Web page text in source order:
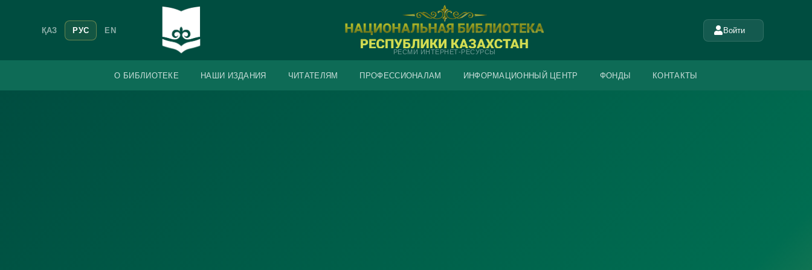
ҚАЗ РУС EN
РЕСМИ ИНТЕРНЕТ-РЕСУРСЫ
Войти
О БИБЛИОТЕКЕ НАШИ ИЗДАНИЯ ЧИТАТЕЛЯМ ПРОФЕССИОНАЛАМ ИНФОРМАЦИОННЫЙ ЦЕНТР ФОНДЫ КОНТАКТЫ